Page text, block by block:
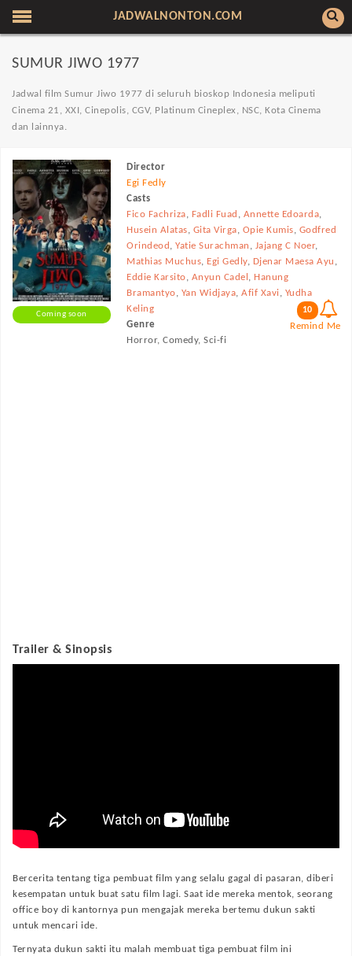
JADWALNONTON.COM
SUMUR JIWO 1977
Jadwal film Sumur Jiwo 1977 di seluruh bioskop Indonesia meliputi
Cinema 21, XXI, Cinepolis, CGV, Platinum Cineplex, NSC, Kota Cinema
dan lainnya.
Coming soon
Director
Egi Fedly
Casts
Fico Fachriza, Fadli Fuad , Annette Edoarda,
Husein Alatas, Gita Virga, Opie Kumis, Godfred
Orindeod ,Yatie Surachman , Jajang C Noer,
Mathias Muchus, Egi Gedly, Djenar Maesa Ayu ,
Eddie Karsito, Anyun Cadel , Hanung
Bramantyo, Yan Widjaya,Afif Xavi, Yudha
Keling
Genre
Horror, Comedy, Sci-fi
10
Remind Me
Trailer & Sinopsis
Bercerita tentang tiga pembuat film yang selalu gagal di pasaran, diberi
kesempatan untuk buat satu film lagi. Saat ide mereka mentok, seorang
office boy di kantornya pun mengajak mereka bertemu dukun sakti
untuk mencari ide.
Ternyata dukun sakti itu malah membuat tiga pembuat film ini